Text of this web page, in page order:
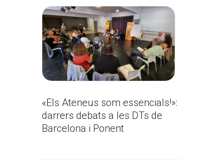
«Els Ateneus som essencials!»:
darrers debats a les DTs de
Barcelona i Ponent